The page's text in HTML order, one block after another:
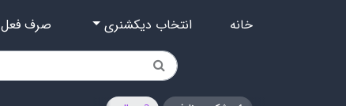
خانه انتخاب دیکشنری صرف فعل